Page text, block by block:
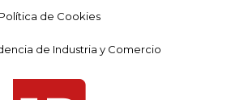
Política de Cookies
de Industria y Comercio